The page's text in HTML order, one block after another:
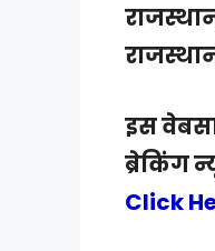
इस
ब्रेकिंग
Click